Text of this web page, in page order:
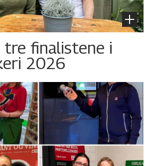
tre finalistene i
2026